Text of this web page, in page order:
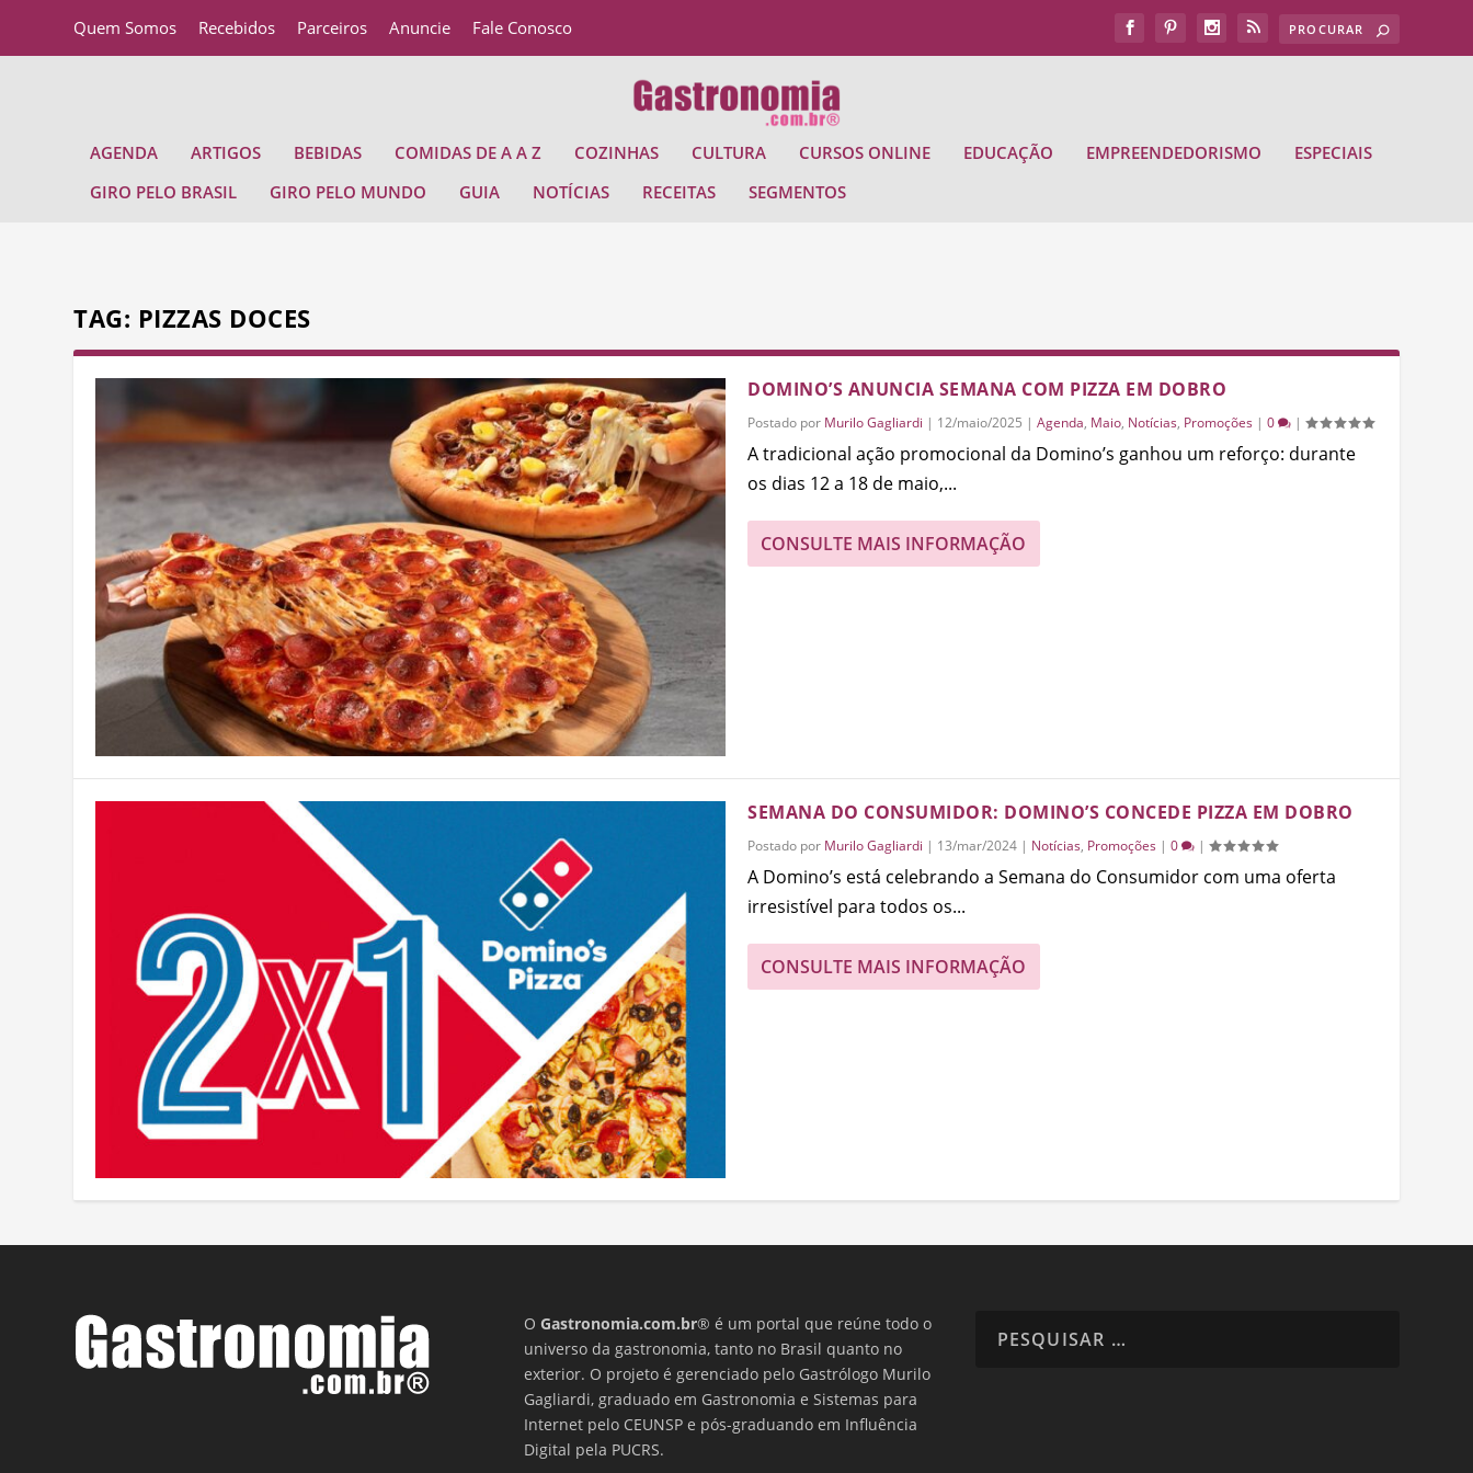
Quem Somos Recebidos Parceiros Anuncie Fale Conosco
AGENDA ARTIGOS BEBIDAS COMIDAS DE A A Z COZINHAS CULTURA CURSOS ONLINE EDUCAÇÃO EMPREENDEDORISMO
ESPECIAIS
GIRO PELO BRASIL
GIRO PELO MUNDO GUIA NOTÍCIAS RECEITAS SEGMENTOS
TAG: PIZZAS DOCES
DOMINO’S ANUNCIA SEMANA COM PIZZA EM DOBRO
Postado por Murilo Gagliardi | 12/maio/2025 | Agenda, Maio, Notícias, Promoções | 0 |
A tradicional ação promocional da Domino’s ganhou um reforço: durante
os dias 12 a 18 de maio,...
CONSULTE MAIS INFORMAÇÃO
SEMANA DO CONSUMIDOR: DOMINO’S CONCEDE PIZZA EM DOBRO
Postado por Murilo Gagliardi | 13/mar/2024 | Notícias, Promoções | 0 |
A Domino’s está celebrando a Semana do Consumidor com uma oferta
irresistível para todos os...
CONSULTE MAIS INFORMAÇÃO
OGastronomia.com.br® é um portal que reúne todo o
universo da gastronomia, tanto no Brasil quanto no
exterior. O projeto é gerenciado pelo Gastrólogo Murilo
Gagliardi, graduado em Gastronomia e Sistemas para
Internet pelo CEUNSP e pós-graduando em Influência
Digital pela PUCRS.